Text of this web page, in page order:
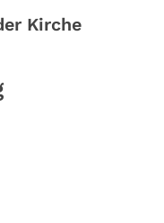
Kirche